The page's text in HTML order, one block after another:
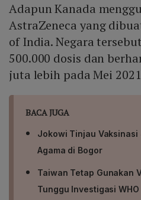
Adapun Kanada
AstraZeneca yang
of India. Negara
500.000 dosis dan
juta lebih pada Mei
BACA JUGA
Jokowi Tinjau Vaksinasi
Agama di Bogor
Taiwan Tetap Gunakan
Tunggu Investigasi WHO